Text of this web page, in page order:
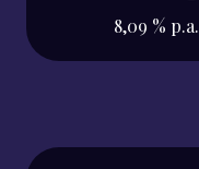
8,09 %